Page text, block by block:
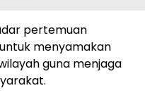
pertemuan
menyamakan
guna menjaga